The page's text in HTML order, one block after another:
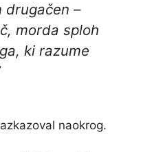
drugačen –
morda sploh
ki razume
naokrog.